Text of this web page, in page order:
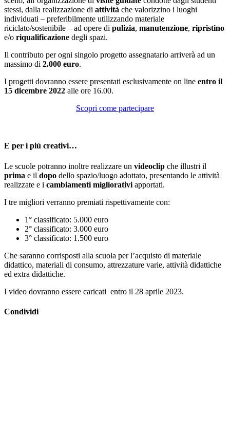
stessi, dalla realizzazione di attività che valorizzino i luoghi
individuati – preferibilmente utilizzando materiale
riciclato/sostenibile – ad opere di pulizia, manutenzione, ripristino
e/o riqualificazione degli spazi.
Il contributo per ogni singolo progetto assegnatario arriverà ad un
massimo di 2.000 euro.
I progetti dovranno essere presentati esclusivamente on line entro il
15 dicembre 2022 alle ore 16.00.
Scopri come partecipare
E per i più creativi…
Le scuole potranno inoltre realizzare un videoclip che illustri il
prima e il dopo dello spazio/luogo adottato, presentando le attività
realizzate e i cambiamenti migliorativi apportati.
I tre migliori verranno premiati rispettivamente con:
1° classificato: 5.000 euro
2° classificato: 3.000 euro
3° classificato: 1.500 euro
Che saranno corrisposti alla scuola per l’acquisto di materiale
didattico, materiali di consumo, attrezzature varie, attività didattiche
ed extra didattiche.
I video dovranno essere caricati entro il 28 aprile 2023.
Condividi